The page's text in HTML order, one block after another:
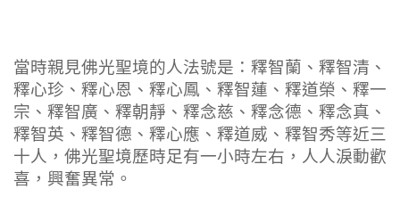
當時親見佛光聖境的人法號是：釋智蘭、釋智清、
釋心珍、釋心恩、釋心鳳、釋智蓮、釋道榮、釋一
宗、釋智廣、釋朝靜、釋念慈、釋念德、釋念真、
釋智英、釋智德、釋心應、釋道威、釋智秀等近三
十人，佛光聖境歷時足有一小時左右，人人淚動歡
喜，興奮異常。